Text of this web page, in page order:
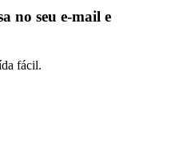
no seu e-mail e
fácil.